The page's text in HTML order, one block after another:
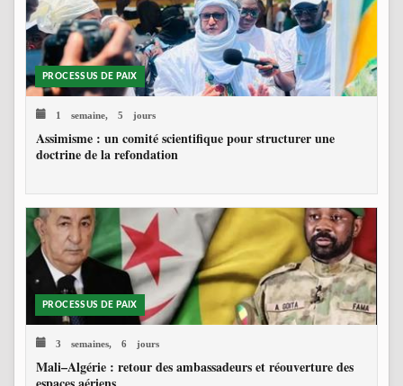
PROCESSUS DE PAIX
1 semaine, 5 jours
Assimisme : un comité scientifique pour structurer une
doctrine de la refondation
PROCESSUS DE PAIX
3 semaines, 6 jours
Mali–Algérie : retour des ambassadeurs et réouverture des